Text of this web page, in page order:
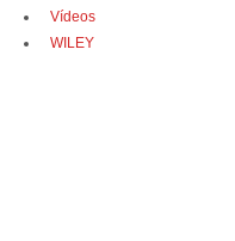
Vídeos
WILEY